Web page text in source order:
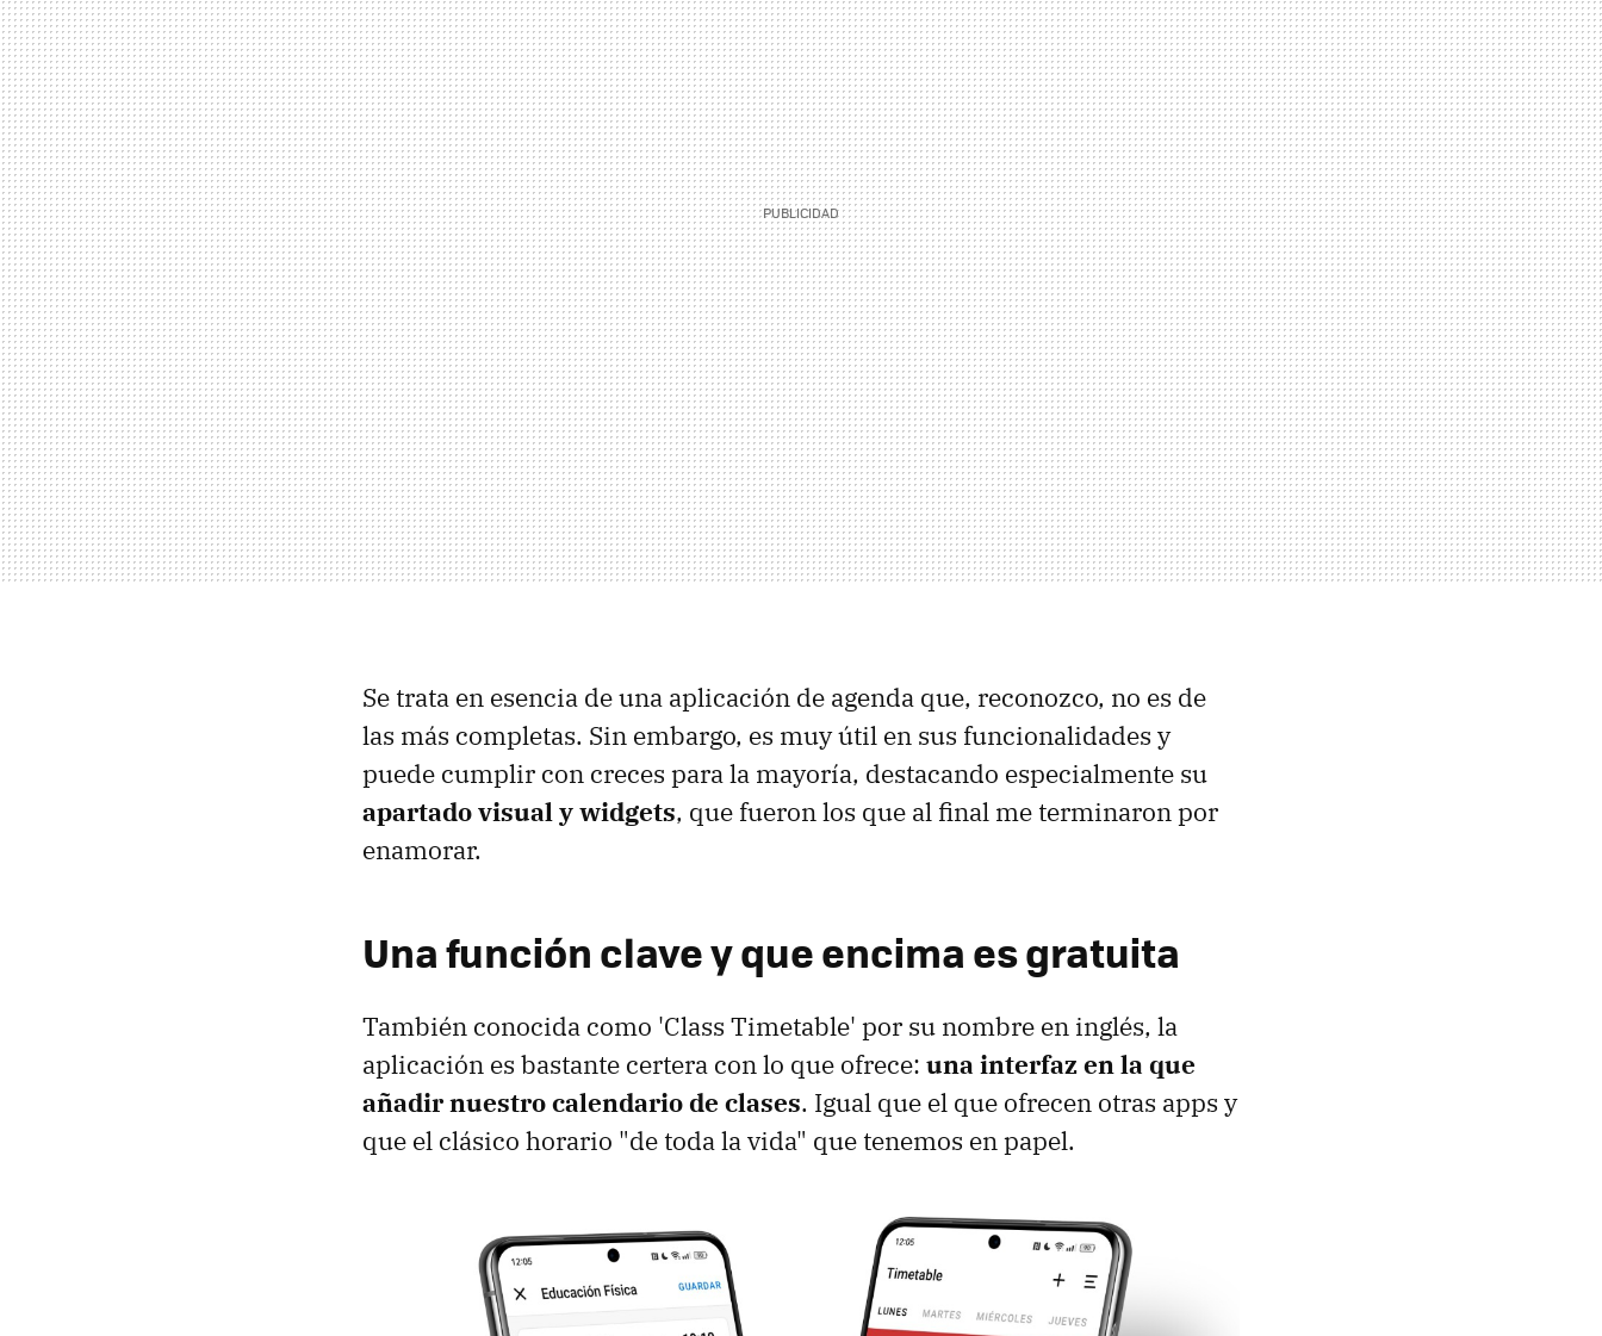
Se trata en esencia de una aplicación de agenda que, reconozco, no es de
las más completas. Sin embargo, es muy útil en sus funcionalidades y
puede cumplir con creces para la mayoría, destacando especialmente su
apartado visual y widgets, que fueron los que al final me terminaron por
enamorar.
Una función clave y que encima es gratuita
También conocida como 'Class Timetable' por su nombre en inglés, la
aplicación es bastante certera con lo que ofrece: una interfaz en la que
añadir nuestro calendario de clases. Igual que el que ofrecen otras apps y
que el clásico horario "de toda la vida" que tenemos en papel.